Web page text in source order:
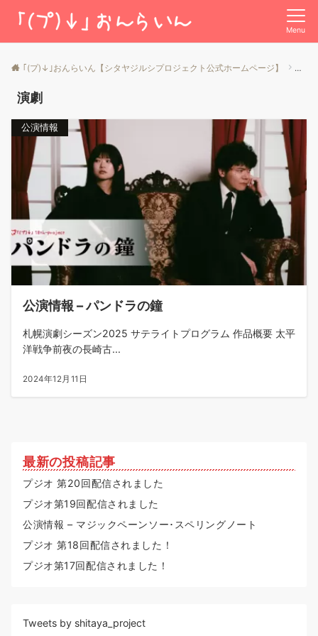
Menu
｢(プ)↓｣おんらいん【シタヤジルシプロジェクト公式ホームページ】 投稿
演劇
公演情報
公演情報 – パンドラの鐘
札幌演劇シーズン2025 サテライトプログラム 作品概要 太平
洋戦争前夜の長崎古...
2024年12月11日
最新の投稿記事
プジオ 第20回配信されました
プジオ第19回配信されました
公演情報 – マジックペーンソー･スペリングノート
プジオ 第18回配信されました！
プジオ第17回配信されました！
Tweets by shitaya_project